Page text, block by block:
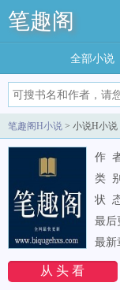
笔趣阁
全部小说
笔趣阁H小说 > 小说H小说
作
类
状
从 头 看
最后
最新